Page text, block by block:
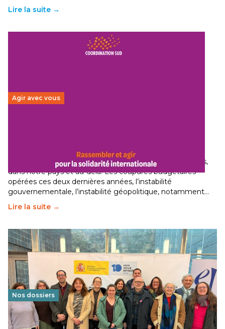
Lire la suite →
Agir avec vous
Le secteur humanitaire connaît des difficultés profondes,
dans notre pays et au-delà. Les coupures budgétaires
opérées ces deux dernières années, l’instabilité
gouvernementale, l’instabilité géopolitique, notamment…
Lire la suite →
Nos dossiers
Éducation au vivre-ensemble : un échange croisé